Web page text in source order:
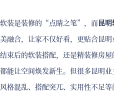
软装是装修的“点睛之笔”，而昆
美融合，让家不仅好看，更贴合昆
结束后的软装搭配，还是精装修房屋
都能让空间焕发新生。但很多昆明
风格混乱、搭配突兀、实用性不足